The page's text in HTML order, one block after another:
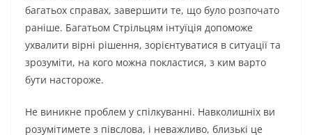
багатьох справах, завершити те, що було розпочато
раніше. Багатьом Стрільцям інтуїція допоможе
ухвалити вірні рішення, зорієнтуватися в ситуації та
зрозуміти, на кого можна покластися, з ким варто
бути настороже.
Не виникне проблем у спілкуванні. Навколишніх ви
розумітимете з півслова, і неважливо, близькі це